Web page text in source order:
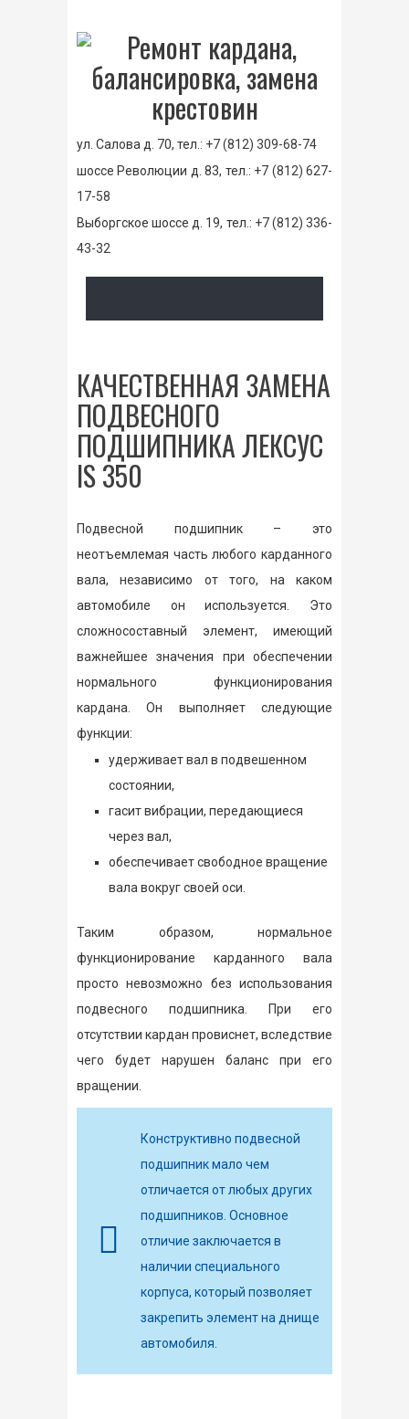
ул. Салова д. 70, тел.: +7 (812) 309-68-74
шоссе Революции д. 83, тел.: +7 (812) 627-
17-58
Выборгское шоссе д. 19, тел.: +7 (812) 336-
43-32
КАЧЕСТВЕННАЯ ЗАМЕНА
ПОДВЕСНОГО
ПОДШИПНИКА ЛЕКСУС
IS 350
Подвесной подшипник – это
неотъемлемая часть любого карданного
вала, независимо от того, на каком
автомобиле он используется. Это
сложносоставный элемент, имеющий
важнейшее значения при обеспечении
нормального функционирования
кардана. Он выполняет следующие
функции:
удерживает вал в подвешенном
состоянии,
гасит вибрации, передающиеся
через вал,
обеспечивает свободное вращение
вала вокруг своей оси.
Таким образом, нормальное
функционирование карданного вала
просто невозможно без использования
подвесного подшипника. При его
отсутствии кардан провиснет, вследствие
чего будет нарушен баланс при его
вращении.
Конструктивно подвесной
подшипник мало чем
отличается от любых других
подшипников. Основное
отличие заключается в
наличии специального
корпуса, который позволяет
закрепить элемент на днище
автомобиля.